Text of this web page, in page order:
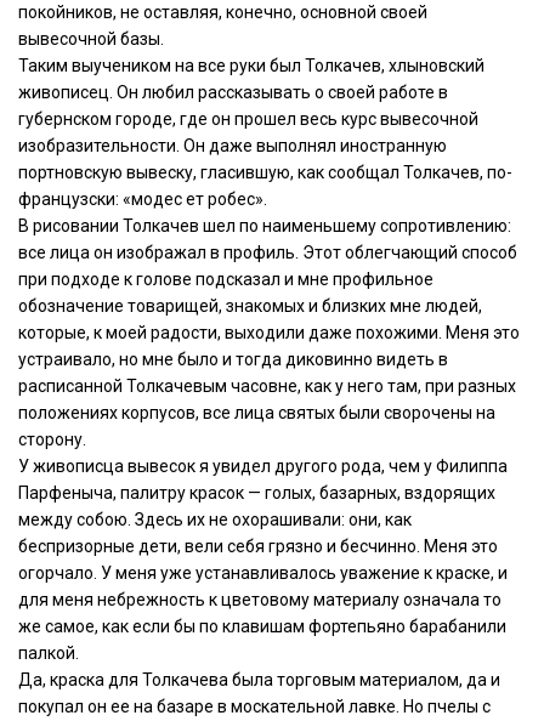
покойников, не оставляя, конечно, основной своей
вывесочной базы.
Таким выучеником на все руки был Толкачев, хлыновский
живописец. Он любил рассказывать о своей работе в
губернском городе, где он прошел весь курс вывесочной
изобразительности. Он даже выполнял иностранную
портновскую вывеску, гласившую, как сообщал Толкачев, по-
французски: «модес ет робес».
В рисовании Толкачев шел по наименьшему сопротивлению:
все лица он изображал в профиль. Этот облегчающий способ
при подходе к голове подсказал и мне профильное
обозначение товарищей, знакомых и близких мне людей,
которые, к моей радости, выходили даже похожими. Меня это
устраивало, но мне было и тогда диковинно видеть в
расписанной Толкачевым часовне, как у него там, при разных
положениях корпусов, все лица святых были сворочены на
сторону.
У живописца вывесок я увидел другого рода, чем у Филиппа
Парфеныча, палитру красок — голых, базарных, вздорящих
между собою. Здесь их не охорашивали: они, как
беспризорные дети, вели себя грязно и бесчинно. Меня это
огорчало. У меня уже устанавливалось уважение к краске, и
для меня небрежность к цветовому материалу означала то
же самое, как если бы по клавишам фортепьяно барабанили
палкой.
Да, краска для Толкачева была торговым материалом, да и
покупал он ее на базаре в москательной лавке. Но пчелы с